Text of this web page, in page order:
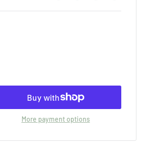
More payment options